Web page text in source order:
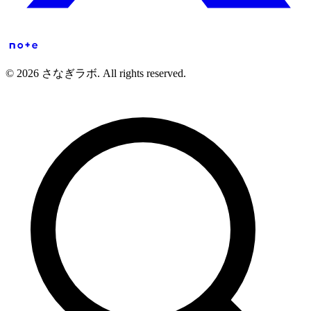
© 2026 さなぎラボ. All rights reserved.